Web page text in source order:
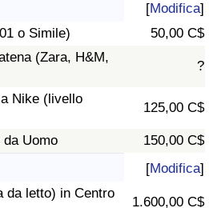
[Modifica]
o Simile)
50,00 C$
(Zara, H&M,
?
Nike (livello
125,00 C$
Uomo 150,00 C$
[Modifica]
da letto) in Centro
1.600,00 C$